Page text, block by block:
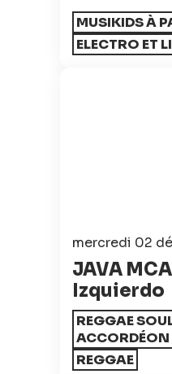
MUSIKIDS À
ELECTRO ET
mercredi 02
JAVA
Izquierdo
REGGAE
ACCORDÉON
REGGAE